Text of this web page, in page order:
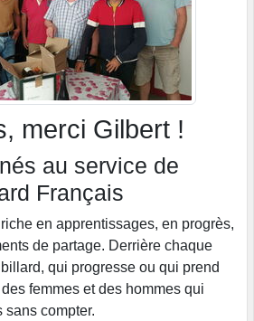
merci Gilbert !
au service de
Français
en apprentissages, en progrès,
de partage. Derrière chaque
qui progresse ou qui prend
femmes et des hommes qui
sans compter.